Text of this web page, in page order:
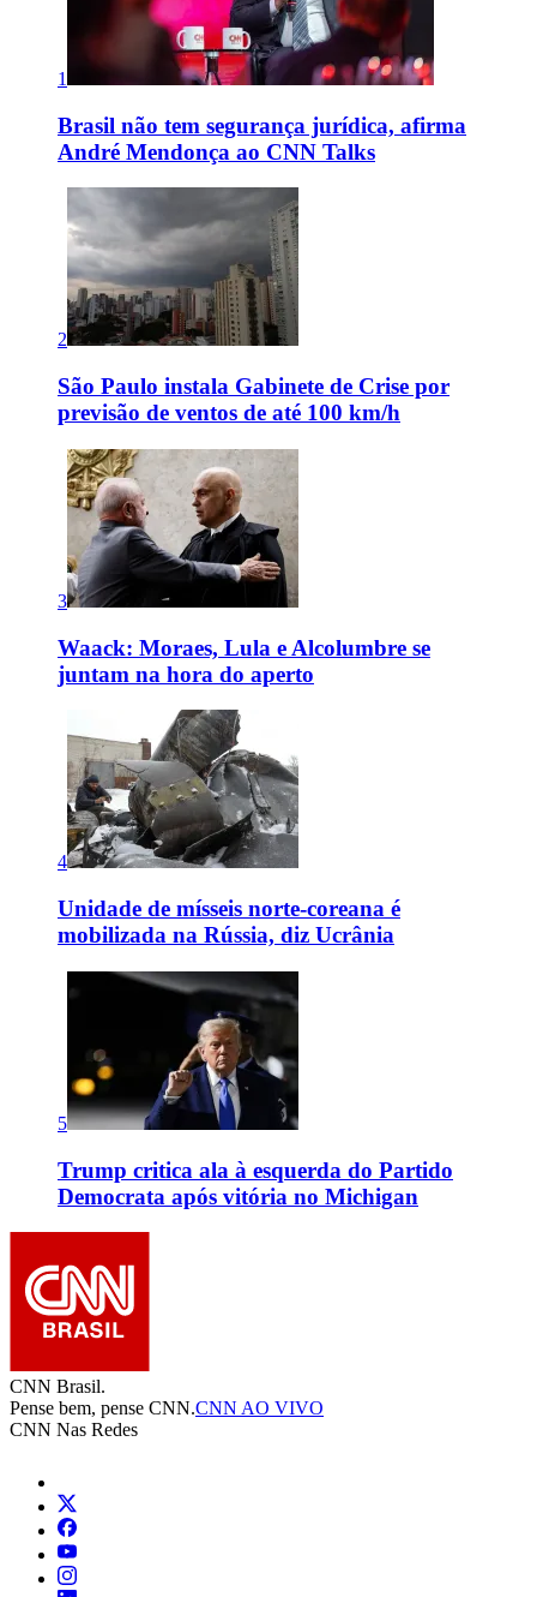
1
Brasil não tem segurança jurídica, afirma
André Mendonça ao CNN Talks
2
São Paulo instala Gabinete de Crise por
previsão de ventos de até 100 km/h
3
Waack: Moraes, Lula e Alcolumbre se
juntam na hora do aperto
4
Unidade de mísseis norte-coreana é
mobilizada na Rússia, diz Ucrânia
5
Trump critica ala à esquerda do Partido
Democrata após vitória no Michigan
CNN Brasil.
Pense bem, pense CNN.CNN AO VIVO
CNN Nas Redes